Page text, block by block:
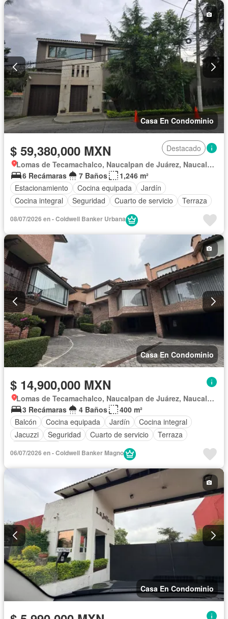
Casa En Condominio
$ 59,380,000 MXN
Destacado
Lomas de Tecamachalco, Naucalpan de Juárez, Naucalpan de Juárez
6 Recámaras
7 Baños
1,246 m²
Estacionamiento
Cocina equipada
Jardín
Cocina integral
Seguridad Cuarto de servicio
Terraza
08/07/2026 en - Coldwell Banker Urbana
Casa En Condominio
$ 14,900,000 MXN
Lomas de Tecamachalco, Naucalpan de Juárez, Naucalpan de Juárez
3 Recámaras
4 Baños
400 m²
Balcón
Cocina equipada Jardín
Cocina integral
Jacuzzi
Seguridad Cuarto de servicio
Terraza
06/07/2026 en - Coldwell Banker Magno
Casa En Condominio